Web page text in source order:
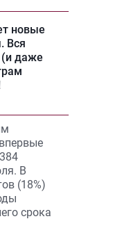
новые
Вся
(и даже
В
(18%)
срока